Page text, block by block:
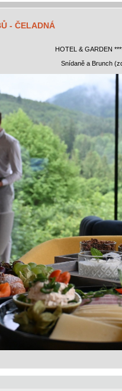
- ČELADNÁ
HOTEL & GARDEN
Snídaně a Brunch